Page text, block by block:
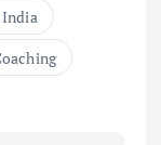
India